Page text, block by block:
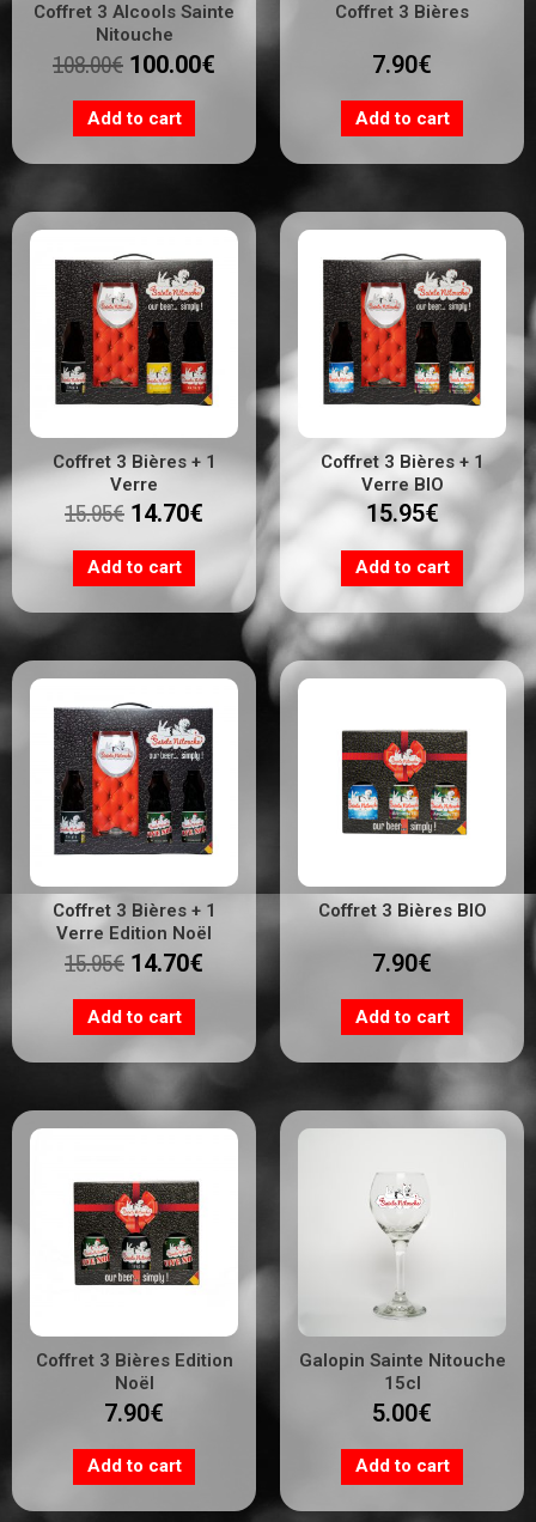
Coffret 3 Alcools Sainte
Nitouche
108.00€ 100.00€
Add to cart
Coffret 3 Bières
7.90€
Add to cart
Coffret 3 Bières + 1
Verre
15.95€ 14.70€
Add to cart
Coffret 3 Bières + 1
Verre BIO
15.95€
Add to cart
Coffret 3 Bières + 1
Verre Edition Noël
15.95€ 14.70€
Add to cart
Coffret 3 Bières BIO
7.90€
Add to cart
Coffret 3 Bières Edition
Noël
7.90€
Add to cart
Galopin Sainte Nitouche
15cl
5.00€
Add to cart